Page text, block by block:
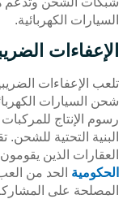
السيارات الكهربائية.
الإعفاءات
تلعب الإعفاءات
شحن السيارات
رسوم الإنتاج
البنية التحتية
العقارات الذين
الحكومية الحد من
المصلحة على